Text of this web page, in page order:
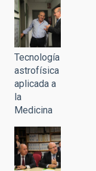
Tecnología
astrofísica
aplicada a
la
Medicina